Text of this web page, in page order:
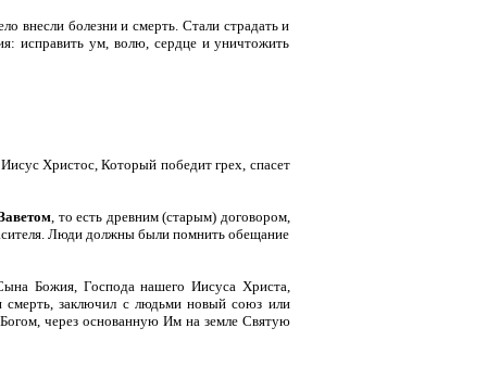
болезни и смерть. Стали страдать и
исправить ум, волю, сердце и уничтожить
Христос, Который победит грех, спасет
, то есть древним (старым) договором,
Люди должны были помнить обещание
Божия, Господа нашего Иисуса Христа,
смерть, заключил с людьми новый союз или
через основанную Им на земле Святую